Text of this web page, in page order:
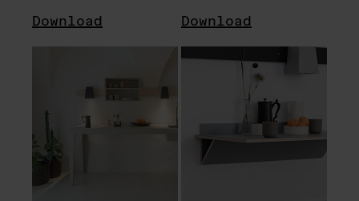
Download Download